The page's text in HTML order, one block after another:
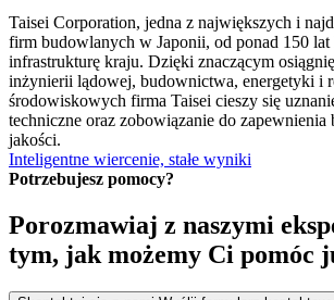
Taisei Corporation, jedna z największych i
firm budowlanych w Japonii, od ponad 150 lat
infrastrukturę kraju. Dzięki znaczącym
inżynierii lądowej, budownictwa, energetyki i
środowiskowych firma Taisei cieszy się
techniczne oraz zobowiązanie do zapewnienia
jakości.
Inteligentne wiercenie, stałe wyniki
Potrzebujesz pomocy?
Porozmawiaj z naszymi
tym, jak możemy Ci pomóc